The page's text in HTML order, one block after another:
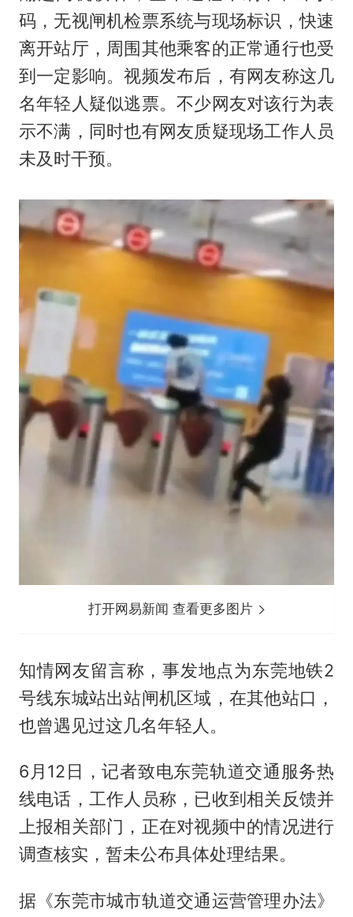
码，无视闸机检票系统与现场标识，快速
离开站厅，周围其他乘客的正常通行也受
到一定影响。视频发布后，有网友称这几
名年轻人疑似逃票。不少网友对该行为表
示不满，同时也有网友质疑现场工作人员
未及时干预。
打开网易新闻 查看更多图片
知情网友留言称，事发地点为东莞地铁2
号线东城站出站闸机区域，在其他站口，
也曾遇见过这几名年轻人。
6月12日，记者致电东莞轨道交通服务热
线电话，工作人员称，已收到相关反馈并
上报相关部门，正在对视频中的情况进行
调查核实，暂未公布具体处理结果。
据《东莞市城市轨道交通运营管理办法》